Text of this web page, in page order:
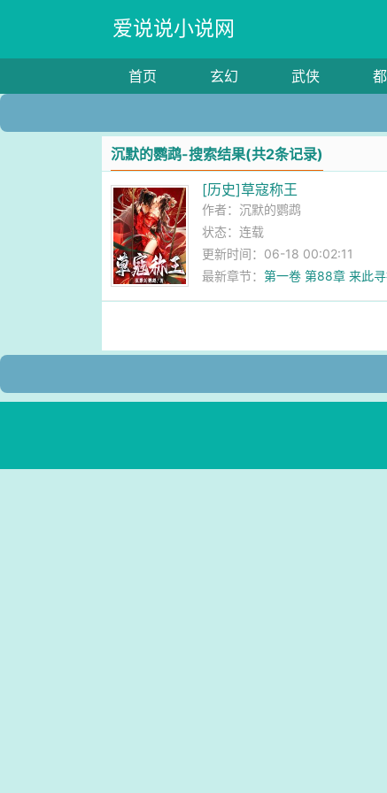
爱说说小说网
首页 玄幻 武侠
沉默的鹦鹉-搜索结果(共2条记录)
[历史]草寇称王
作者： 沉默的鹦鹉
状态：连载
更新时间：06-18 00:02:11
最新章节：第一卷 第88章 来此